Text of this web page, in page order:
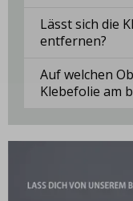
Lässt sich die
entfernen?
Auf welchen
Klebefolie am